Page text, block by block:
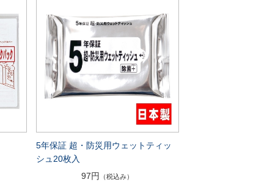
5年保証 超・防災用ウェットティッ
シュ20枚入
97円
（税込み）